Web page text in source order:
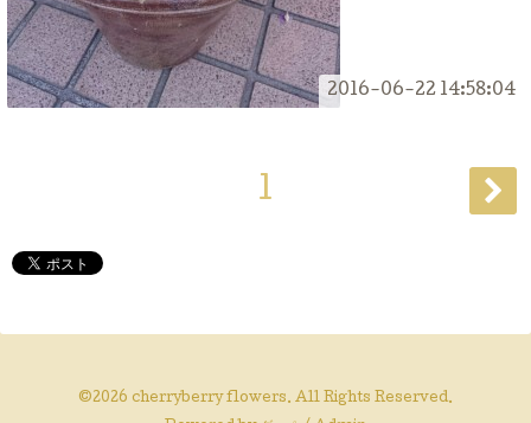
2016-06-22 14:58:04
1
©2026 cherryberry flowers. All Rights Reserved.